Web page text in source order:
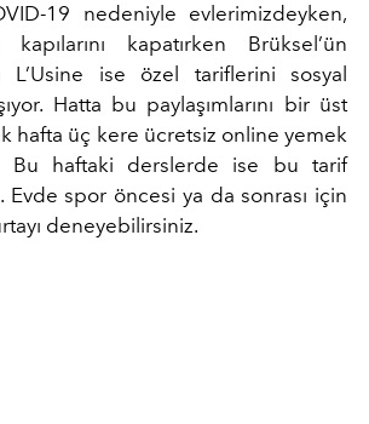
19 nedeniyle evlerimizdeyken,
kapatırken Brüksel’ün
ise özel tariflerini sosyal
Hatta bu paylaşımlarını bir üst
hafta üç kere ücretsiz online yemek
Bu haftaki derslerde ise bu tarif
Evde spor öncesi ya da sonrası için
deneyebilirsiniz.